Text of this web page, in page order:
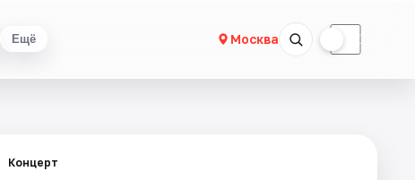
Ещё Москва ☾
Концерт